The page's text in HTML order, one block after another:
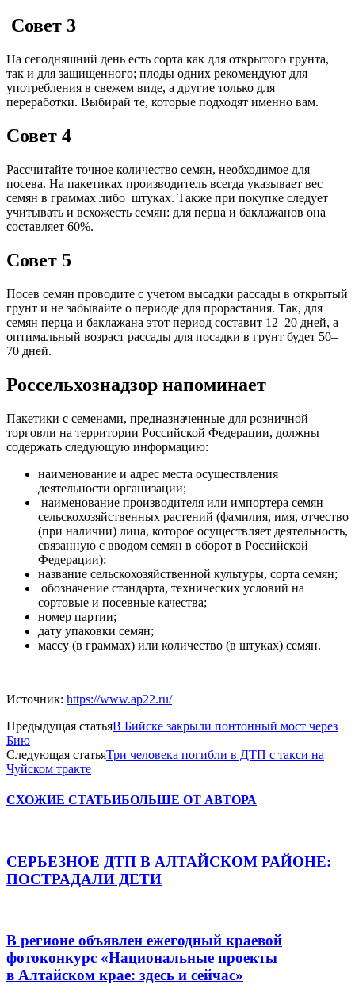
Совет 3
На сегодняшний день есть сорта как для открытого грунта,
так и для защищенного; плоды одних рекомендуют для
употребления в свежем виде, а другие только для
переработки. Выбирай те, которые подходят именно вам.
Совет 4
Рассчитайте точное количество семян, необходимое для
посева. На пакетиках производитель всегда указывает вес
семян в граммах либо штуках. Также при покупке следует
учитывать и всхожесть семян: для перца и баклажанов она
составляет 60%.
Совет 5
Посев семян проводите с учетом высадки рассады в открытый
грунт и не забывайте о периоде для прорастания. Так, для
семян перца и баклажана этот период составит 12–20 дней, а
оптимальный возраст рассады для посадки в грунт будет 50–
70 дней.
Россельхознадзор напоминает
Пакетики с семенами, предназначенные для розничной
торговли на территории Российской Федерации, должны
содержать следующую информацию:
наименование и адрес места осуществления
деятельности организации;
наименование производителя или импортера семян
сельскохозяйственных растений (фамилия, имя, отчество
(при наличии) лица, которое осуществляет деятельность,
связанную с вводом семян в оборот в Российской
Федерации);
название сельскохозяйственной культуры, сорта семян;
обозначение стандарта, технических условий на
сортовые и посевные качества;
номер партии;
дату упаковки семян;
массу (в граммах) или количество (в штуках) семян.
Источник: https://www.ap22.ru/
Предыдущая статьяВ Бийске закрыли понтонный мост через
Бию
Следующая статьяТри человека погибли в ДТП с такси на
Чуйском тракте
СХОЖИЕ СТАТЬИБОЛЬШЕ ОТ АВТОРА
СЕРЬЕЗНОЕ ДТП В АЛТАЙСКОМ РАЙОНЕ:
ПОСТРАДАЛИ ДЕТИ
В регионе объявлен ежегодный краевой
фотоконкурс «Национальные проекты
в Алтайском крае: здесь и сейчас»